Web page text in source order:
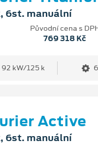
6st. manuální
Původní cena s
769 318 Kč
92 kW/125 k
Active
6st. manuální